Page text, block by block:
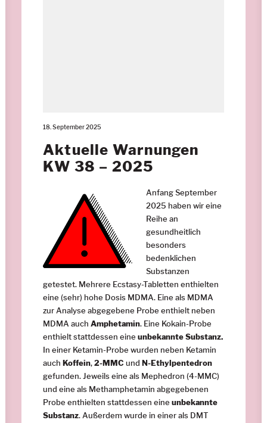
18. September 2025
Aktuelle Warnungen
KW 38 – 2025
Anfang September
2025 haben wir eine
Reihe an
gesundheitlich
besonders
bedenklichen
Substanzen
getestet. Mehrere Ecstasy-Tabletten enthielten
eine (sehr) hohe Dosis MDMA. Eine als MDMA
zur Analyse abgegebene Probe enthielt neben
MDMA auch Amphetamin. Eine Kokain-Probe
enthielt stattdessen eine unbekannte Substanz.
In einer Ketamin-Probe wurden neben Ketamin
auch Koffein,2-MMC und N-Ethylpentedron
gefunden. Jeweils eine als Mephedron (4-MMC)
und eine als Methamphetamin abgegebenen
Probe enthielten stattdessen eine unbekannte
Substanz. Außerdem wurde in einer als DMT